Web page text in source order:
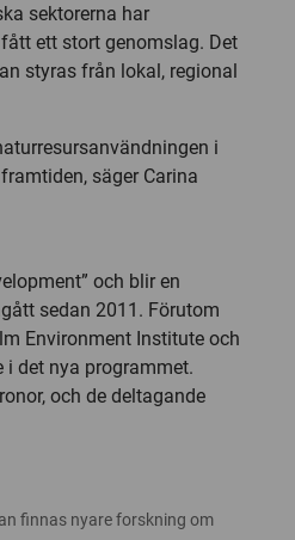
sektorerna har
ett stort genomslag. Det
styras från lokal, regional
i
säger Carina
och blir en
sedan 2011. Förutom
Environment Institute och
i det nya programmet.
och de deltagande
finnas nyare forskning om